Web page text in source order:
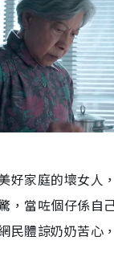
好家庭的壞女人
，當咗個仔係自
民體諒奶奶苦心